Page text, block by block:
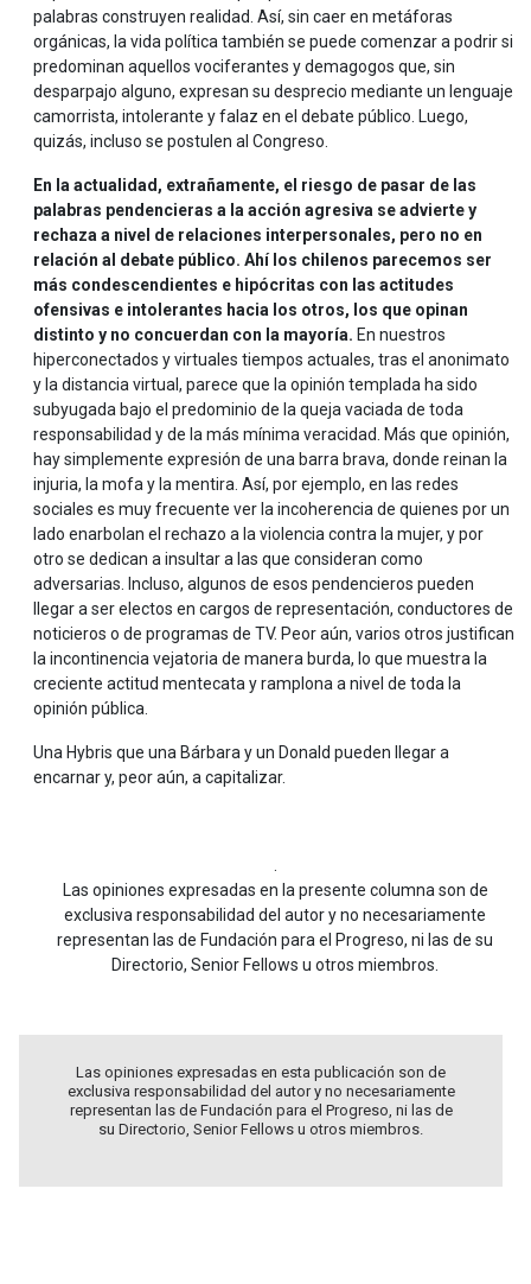
palabras construyen realidad. Así, sin caer en metáforas
orgánicas, la vida política también se puede comenzar a podrir si
predominan aquellos vociferantes y demagogos que, sin
desparpajo alguno, expresan su desprecio mediante un lenguaje
camorrista, intolerante y falaz en el debate público. Luego,
quizás, incluso se postulen al Congreso.
En la actualidad, extrañamente, el riesgo de pasar de las
palabras pendencieras a la acción agresiva se advierte y
rechaza a nivel de relaciones interpersonales, pero no en
relación al debate público. Ahí los chilenos parecemos ser
más condescendientes e hipócritas con las actitudes
ofensivas e intolerantes hacia los otros, los que opinan
distinto y no concuerdan con la mayoría. En nuestros
hiperconectados y virtuales tiempos actuales, tras el anonimato
y la distancia virtual, parece que la opinión templada ha sido
subyugada bajo el predominio de la queja vaciada de toda
responsabilidad y de la más mínima veracidad. Más que opinión,
hay simplemente expresión de una barra brava, donde reinan la
injuria, la mofa y la mentira. Así, por ejemplo, en las redes
sociales es muy frecuente ver la incoherencia de quienes por un
lado enarbolan el rechazo a la violencia contra la mujer, y por
otro se dedican a insultar a las que consideran como
adversarias. Incluso, algunos de esos pendencieros pueden
llegar a ser electos en cargos de representación, conductores de
noticieros o de programas de TV. Peor aún, varios otros justifican
la incontinencia vejatoria de manera burda, lo que muestra la
creciente actitud mentecata y ramplona a nivel de toda la
opinión pública.
Una Hybris que una Bárbara y un Donald pueden llegar a
encarnar y, peor aún, a capitalizar.
Las opiniones expresadas en la presente columna son de
exclusiva responsabilidad del autor y no necesariamente
representan las de Fundación para el Progreso, ni las de su
Directorio, Senior Fellows u otros miembros.
Las opiniones expresadas en esta publicación son de
exclusiva responsabilidad del autor y no necesariamente
representan las de Fundación para el Progreso, ni las de
su Directorio, Senior Fellows u otros miembros.